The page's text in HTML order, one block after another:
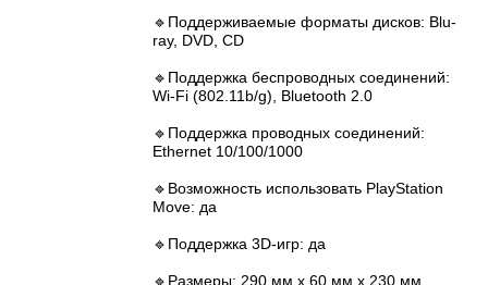
🔹Поддерживаемые форматы дисков: Blu-
ray, DVD, CD
🔹Поддержка беспроводных соединений:
Wi-Fi (802.11b/g), Bluetooth 2.0
🔹Поддержка проводных соединений:
Ethernet 10/100/1000
🔹Возможность использовать PlayStation
Move: да
🔹Поддержка 3D-игр: да
🔹Размеры: 290 мм x 60 мм x 230 мм